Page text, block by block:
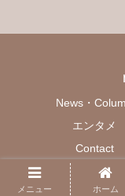
News・
エンタメ
Contact
メニュー ホーム